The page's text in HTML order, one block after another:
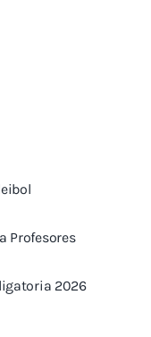
Profesores
2026